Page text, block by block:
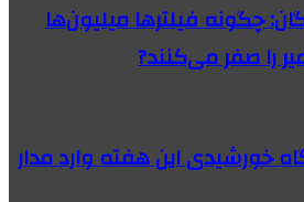
چگونه فیلترها میلیون‌ها
را صفر می‌کنند?
خورشیدی این هفته وارد مدار